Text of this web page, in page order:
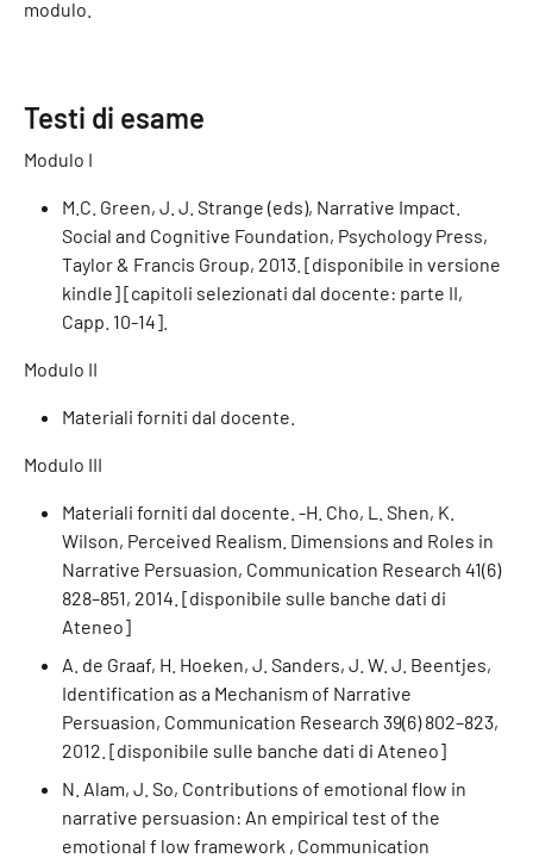
modulo.
Testi di esame
Modulo I
M.C. Green, J. J. Strange (eds), Narrative Impact.
Social and Cognitive Foundation, Psychology Press,
Taylor & Francis Group, 2013. [disponibile in versione
kindle] [capitoli selezionati dal docente: parte II,
Capp. 10-14].
Modulo II
Materiali forniti dal docente.
Modulo III
Materiali forniti dal docente. -H. Cho, L. Shen, K.
Wilson, Perceived Realism. Dimensions and Roles in
Narrative Persuasion, Communication Research 41(6)
828–851, 2014. [disponibile sulle banche dati di
Ateneo]
A. de Graaf, H. Hoeken, J. Sanders, J. W. J. Beentjes,
Identification as a Mechanism of Narrative
Persuasion, Communication Research 39(6) 802–823,
2012. [disponibile sulle banche dati di Ateneo]
N. Alam, J. So, Contributions of emotional flow in
narrative persuasion: An empirical test of the
emotional f low framework , Communication